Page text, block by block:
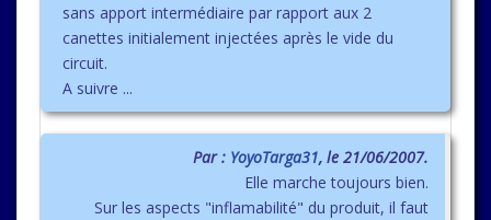
sans apport intermédiaire par rapport aux 2
canettes initialement injectées après le vide du
circuit.
A suivre ...
Par : YoyoTarga31, le 21/06/2007.
Elle marche toujours bien.
Sur les aspects "inflamabilité" du produit, il faut